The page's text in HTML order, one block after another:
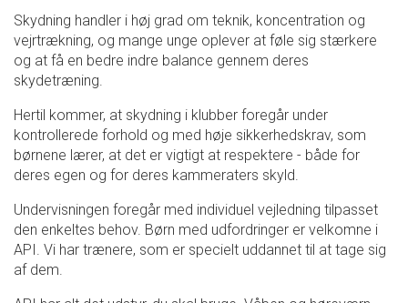
Skydning handler i høj grad om teknik, koncentration og
vejrtrækning, og mange unge oplever at føle sig stærkere
og at få en bedre indre balance gennem deres
skydetræning.
Hertil kommer, at skydning i klubber foregår under
kontrollerede forhold og med høje sikkerhedskrav, som
børnene lærer, at det er vigtigt at respektere - både for
deres egen og for deres kammeraters skyld.
Undervisningen foregår med individuel vejledning tilpasset
den enkeltes behov. Børn med udfordringer er velkomne i
API. Vi har trænere, som er specielt uddannet til at tage sig
af dem.